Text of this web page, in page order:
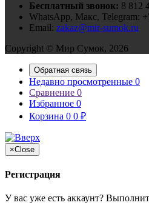
Бесплатный звонок: 8 812
WhatsApp, Макс, Telegram:
Email: zakaz@mir-sumok.ru
Copyright © Мир Сумок, 2026
Обратная связь
Недавно просмотренные 0
Сравнение 0
Избранное 0
Корзина 0 0 ₽
×Close
Регистрация
У вас уже есть аккаунт?